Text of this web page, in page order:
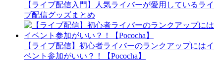
【ライブ配信入門】人気ライバーが愛用しているライ
ブ配信グッズまとめ
【ライブ配信】初心者ライバーのランクアップにはイ
ベント参加がいい？！【Pococha】